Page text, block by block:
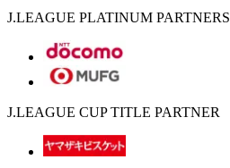
J.LEAGUE PLATINUM PARTNERS
J.LEAGUE CUP TITLE PARTNER